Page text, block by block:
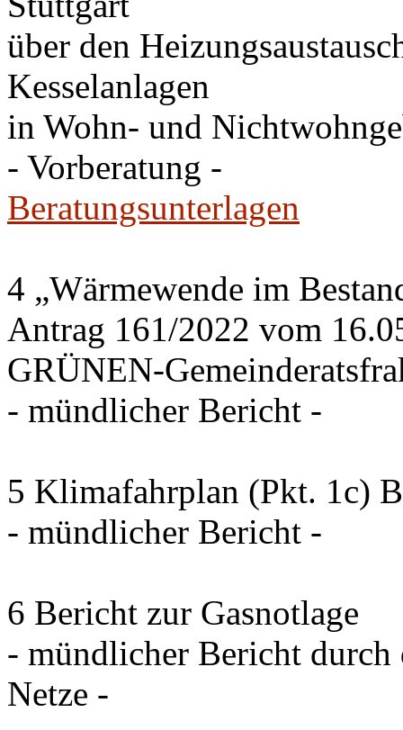
über den
Kesselanlagen
in Wohn- und
- Vorberatung -
Beratungsunterlagen
4 „Wärmewende im
Antrag 161/2022 vom
GRÜNEN-
- mündlicher Bericht -
5 Klimafahrplan (Pkt. 1c)
- mündlicher Bericht -
6 Bericht zur Gasnotlage
- mündlicher Bericht
Netze -